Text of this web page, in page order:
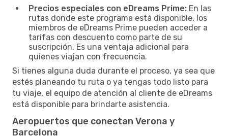
Precios especiales con eDreams Prime: En las
rutas donde este programa está disponible, los
miembros de eDreams Prime pueden acceder a
tarifas con descuento como parte de su
suscripción. Es una ventaja adicional para
quienes viajan con frecuencia.
Si tienes alguna duda durante el proceso, ya sea que
estés planeando tu ruta o ya tengas todo listo para
tu viaje, el equipo de atención al cliente de eDreams
está disponible para brindarte asistencia.
Aeropuertos que conectan Verona y
Barcelona